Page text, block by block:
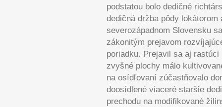
podstatou bolo dedičné
dedičná držba pôdy
severozápadnom Slovensku
zákonitým prejavom
poriadku. Prejavil sa aj
zvyšné plochy málo
na osídľovaní zúčastňovalo
doosídlené viaceré staršie
prechodu na modifikované